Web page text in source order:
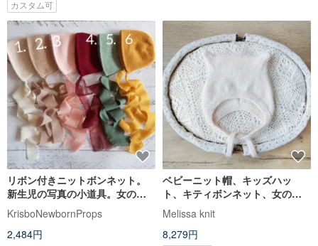
カスタム可
リボン付きニットボンネット。
新生児の写真の小道具。女の子
の写真の小道具。
KrisboNewbornProps
2,484円
ベビーニット帽、キッズハッ
ト、キティボンネット、女の子
用ニット帽
Melissa knit
8,279円